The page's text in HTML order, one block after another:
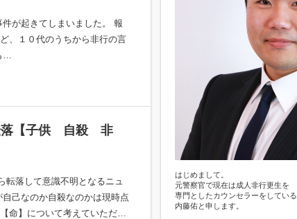
が起きてしまいました。 報
、１０代のうちから非行の言
…
落【子供 自殺 非
転落して意識不明となるニュ
己なのか自殺なのかは現時点
命】について考えていただ…
はじめまして。
元警察官で現在は成人非行更生を
専門としたカウンセラーをしている
内藤佑と申します。